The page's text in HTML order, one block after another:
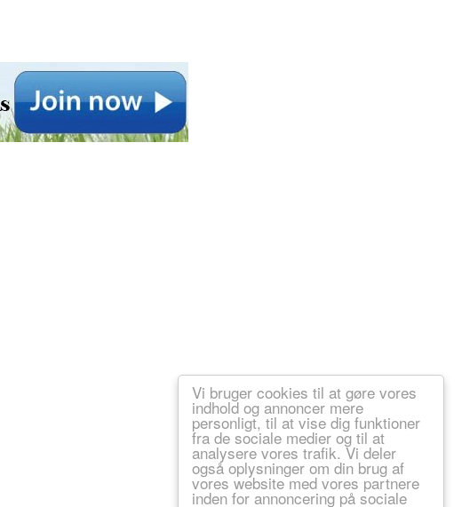
Vi bruger cookies til at gøre vores
indhold og annoncer mere
personligt, til at vise dig funktioner
fra de sociale medier og til at
analysere vores trafik. Vi deler
også oplysninger om din brug af
vores website med vores partnere
inden for annoncering på sociale